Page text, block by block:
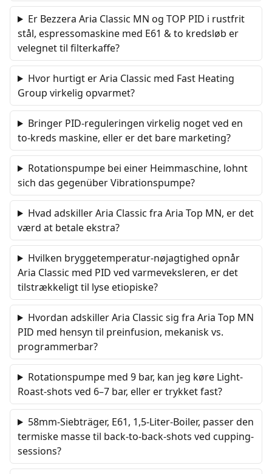
Er Bezzera Aria Classic MN og TOP PID i rustfrit
stål, espressomaskine med E61 & to kredsløb er
velegnet til filterkaffe?
Hvor hurtigt er Aria Classic med Fast Heating
Group virkelig opvarmet?
Bringer PID-reguleringen virkelig noget ved en
to-kreds maskine, eller er det bare marketing?
Rotationspumpe bei einer Heimmaschine, lohnt
sich das gegenüber Vibrationspumpe?
Hvad adskiller Aria Classic fra Aria Top MN, er det
værd at betale ekstra?
Hvilken bryggetemperatur-nøjagtighed opnår
Aria Classic med PID ved varmeveksleren, er det
tilstrækkeligt til lyse etiopiske?
Hvordan adskiller Aria Classic sig fra Aria Top MN
PID med hensyn til preinfusion, mekanisk vs.
programmerbar?
Rotationspumpe med 9 bar, kan jeg køre Light-
Roast-shots ved 6–7 bar, eller er trykket fast?
58mm-Siebträger, E61, 1,5-Liter-Boiler, passer den
termiske masse til back-to-back-shots ved cupping-
sessions?